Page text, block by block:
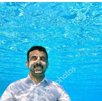
gene responsável
resulta da
e comportamentais.
a liberação de
de prazer e
ajuda a explicar por que
doce em momentos de
buscar conforto